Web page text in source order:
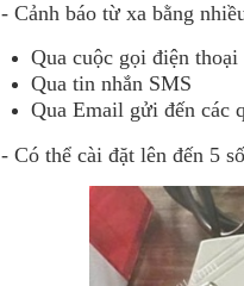
- Cảnh báo từ xa bằng
Qua cuộc gọi điện thoại
Qua tin nhắn SMS
Qua Email gửi đến các
- Có thể cài đặt lên đến 5